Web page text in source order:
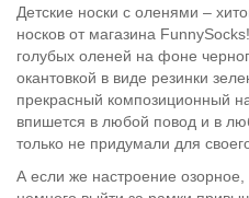
Детские носки с оленями –
носков от магазина
голубых оленей на фоне
окантовкой в виде резинки
прекрасный композиционный
впишется в любой повод и в
только не придумали для
А если же настроение